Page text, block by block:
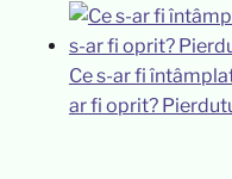
Ce s-ar fi
ar fi oprit?